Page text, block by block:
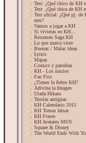
Test: ¿Qué chico de KH
Test: ¿Qué chica de KH
Test oficial: ¿Qué pj. de
eres?
Vamos a jugar a KH
Si vivieras en KH...
Resumen Saga KH
Lo que nunca viste
Buenas / Malas ideas
Lyrics
Mapas
Comics y parodias
KH - Los inicios
Fan Fics
¿Tienes la fiebre KH?
Adivina la Imagen
Utada Hikaru
Teorías antiguas
KH Calendario 2015
KH Tomas falsas
KH Frases
KH Avatares MSN
Square & Disney
The World Ends With